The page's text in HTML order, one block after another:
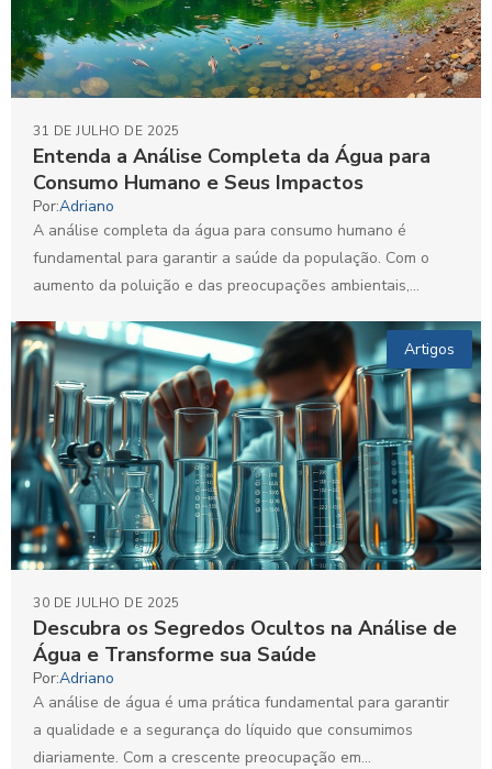
Entenda a Análise Completa da Água para
Consumo Humano e Seus Impactos
31 DE JULHO DE 2025
Por:Adriano
A análise completa da água para consumo humano é
fundamental para garantir a saúde da população. Com o
aumento da poluição e das preocupações ambientais,...
Artigos
Descubra os Segredos Ocultos na Análise de
Água e Transforme sua Saúde
30 DE JULHO DE 2025
Por:Adriano
A análise de água é uma prática fundamental para garantir
a qualidade e a segurança do líquido que consumimos
diariamente. Com a crescente preocupação em...